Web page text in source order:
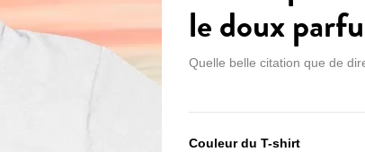
le doux
Quelle belle citation que de
Couleur du T-shirt